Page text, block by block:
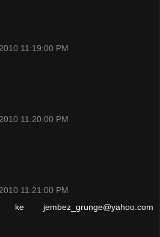
11:19:00 PM
11:20:00 PM
11:21:00 PM
jembez_grunge@yahoo.com